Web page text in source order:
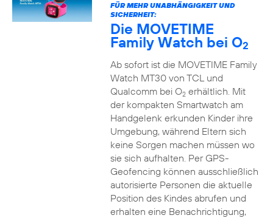
FÜR MEHR UNABHÄNGIGKEIT UND
SICHERHEIT:
Die MOVETIME
Family Watch bei O2
Ab sofort ist die MOVETIME Family
Watch MT30 von TCL und
Qualcomm bei O2erhältlich. Mit
der kompakten Smartwatch am
Handgelenk erkunden Kinder ihre
Umgebung, während Eltern sich
keine Sorgen machen müssen wo
sie sich aufhalten. Per GPS-
Geofencing können ausschließlich
autorisierte Personen die aktuelle
Position des Kindes abrufen und
erhalten eine Benachrichtigung,